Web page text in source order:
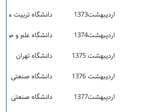
اردیبهشت1373 دانشگاه تربيت
اردیبهشت1374 دانشگاه علم و
اردیبهشت 1375 دانشگاه تهران
اردیبهشت 1376 دانشگاه صنعتی
اردیبهشت­1377 دانشگاه صنعتی